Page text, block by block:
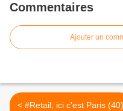
Commentaires
Ajouter un
< #Retail, ici c'est Paris (40)